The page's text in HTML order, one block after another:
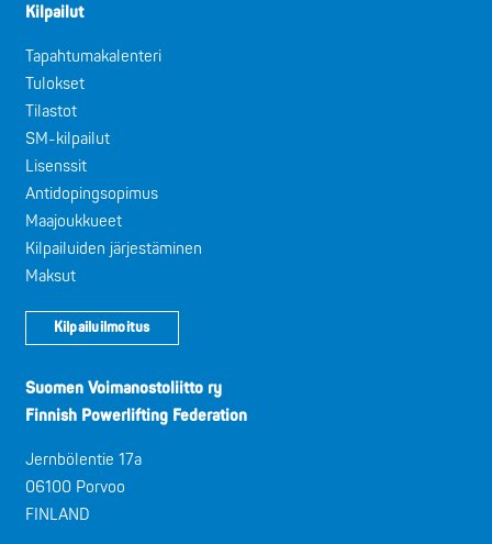
Kilpailut
Tapahtumakalenteri
Tulokset
Tilastot
SM-kilpailut
Lisenssit
Antidopingsopimus
Maajoukkueet
Kilpailuiden järjestäminen
Maksut
Kilpailuilmoitus
Suomen Voimanostoliitto ry
Finnish Powerlifting Federation
Jernbölentie 17a
06100 Porvoo
FINLAND